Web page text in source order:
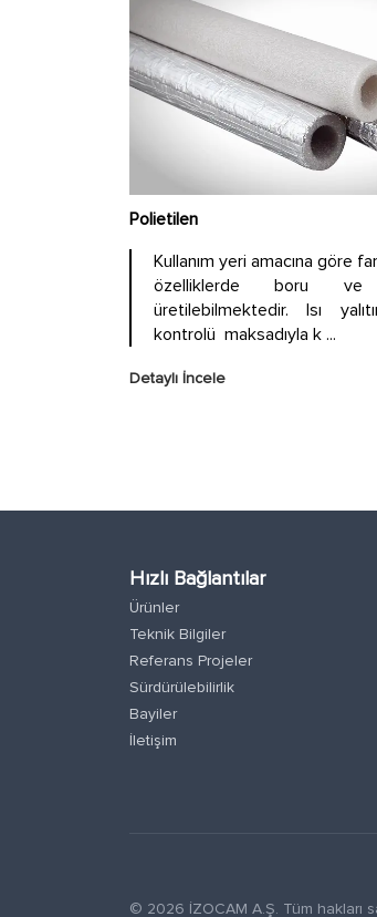
Polietilen
Kullanım yeri amacına göre
özelliklerde boru
üretilebilmektedir. Isı
kontrolü maksadıyla k ...
Detaylı İncele
Hızlı Bağlantılar
Ürünler
Teknik Bilgiler
Referans Projeler
Sürdürülebilirlik
Bayiler
İletişim
© 2026 İZOCAM A.Ş. Tüm hakları